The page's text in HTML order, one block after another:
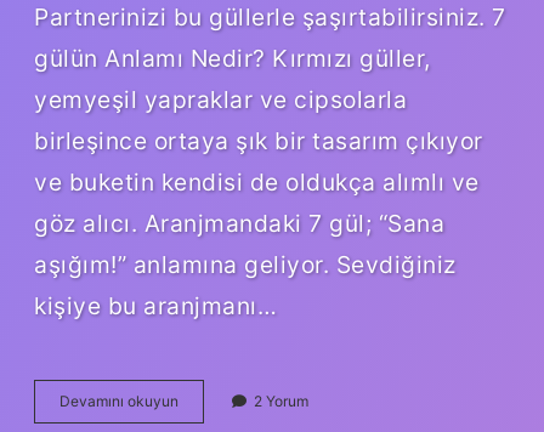
Partnerinizi bu güllerle şaşırtabilirsiniz. 7
gülün Anlamı Nedir? Kırmızı güller,
yemyeşil yapraklar ve cipsolarla
birleşince ortaya şık bir tasarım çıkıyor
ve buketin kendisi de oldukça alımlı ve
göz alıcı. Aranjmandaki 7 gül; “Sana
aşığım!” anlamına geliyor. Sevdiğiniz
kişiye bu aranjmanı…
Devamını okuyun
Beyaz
2 Yorum